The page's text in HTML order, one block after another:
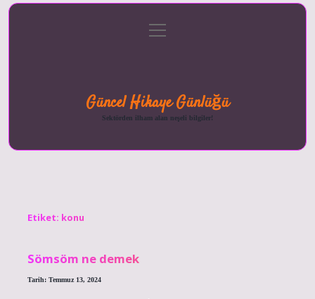
menüyü
aç
Güncel Hikaye Günlüğü
Sektörden ilham alan neşeli bilgiler!
Etiket: konu
Sömsöm ne demek
Tarih: Temmuz 13, 2024